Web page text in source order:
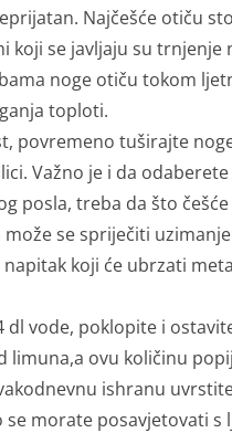
Najčešće otiču
se javljaju su trnjenje
noge otiču tokom
toploti.
povremeno tuširajte
Važno je i da
posla, treba da što
se spriječiti
koji će ubrzati
vode, poklopite i
limuna,a ovu količinu
ishranu
morate posavjetovati s